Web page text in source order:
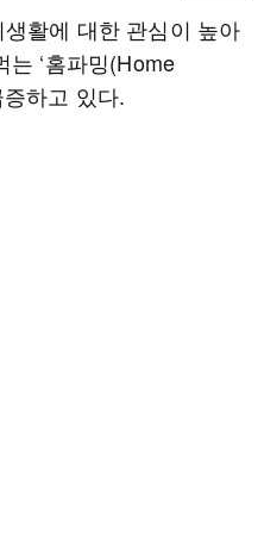
활에 대한 관심이 높아
‘홈파밍(Home
하고 있다.